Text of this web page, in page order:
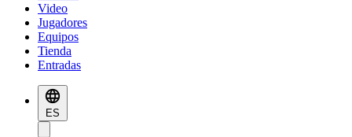
Video
Jugadores
Equipos
Tienda
Entradas
ES